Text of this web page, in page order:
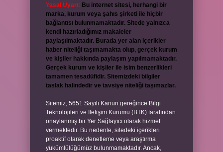
Yasal Uyarı: Bu internet sitesi, herhangi bir
marka, kurum veya şahıs şirketi ile hiçbir
bağlantısı bulunmamaktadır. Sitede yalnızca
kendi hazırladığımız makaleler
paylaşılmaktadır. Burada yer alan içerikler
haber niteliği taşımamakta olup, gerçek kurum
ve kişiler hakkında paylaşım yapılmamaktadır.
Gerçek kurum ve kişiler ile isim benzerlikleri
tamamen tesadüfidir. Sitemizdeki bilgiler
taslak halindedir ve tavsiye niteliği taşımazlar.
Sitemiz, 5651 Sayılı Kanun gereğince Bilgi
Teknolojileri ve İletişim Kurumu (BTK) tarafından
onaylanmış bir Yer Sağlayıcı olarak hizmet
vermektedir. Bu nedenle, sitedeki içerikleri
proaktif olarak denetleme veya araştırma
yükümlülüğümüz bulunmamaktadır. Ancak,